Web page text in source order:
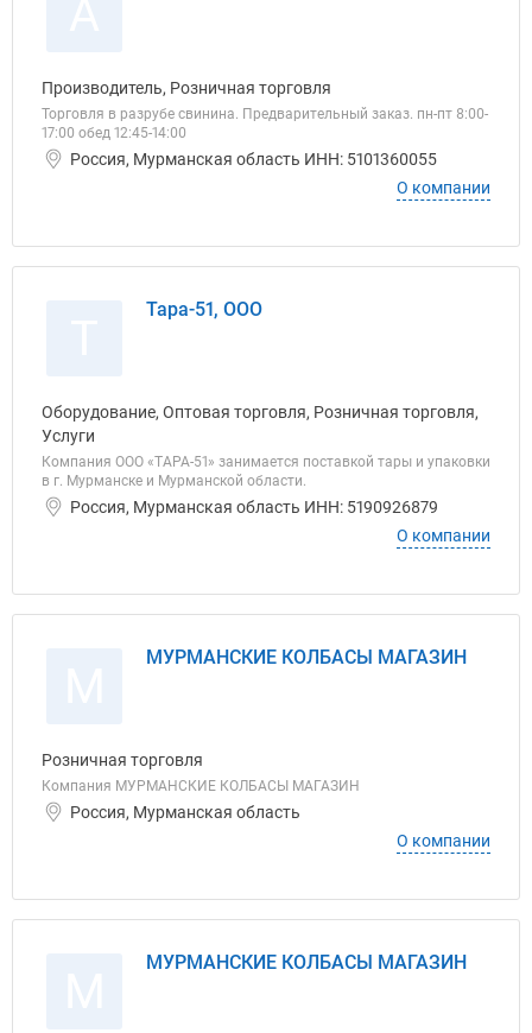
Производитель, Розничная торговля
Торговля в разрубе свинина. Предварительный заказ. пн-пт 8:00-
17:00 обед 12:45-14:00
Россия, Мурманская область ИНН: 5101360055
О компании
Тара-51, ООО
Оборудование, Оптовая торговля, Розничная торговля,
Услуги
Компания ООО «ТАРА-51» занимается поставкой тары и упаковки
в г. Мурманске и Мурманской области.
Россия, Мурманская область ИНН: 5190926879
О компании
МУРМАНСКИЕ КОЛБАСЫ МАГАЗИН
Розничная торговля
Компания МУРМАНСКИЕ КОЛБАСЫ МАГАЗИН
Россия, Мурманская область
О компании
МУРМАНСКИЕ КОЛБАСЫ МАГАЗИН